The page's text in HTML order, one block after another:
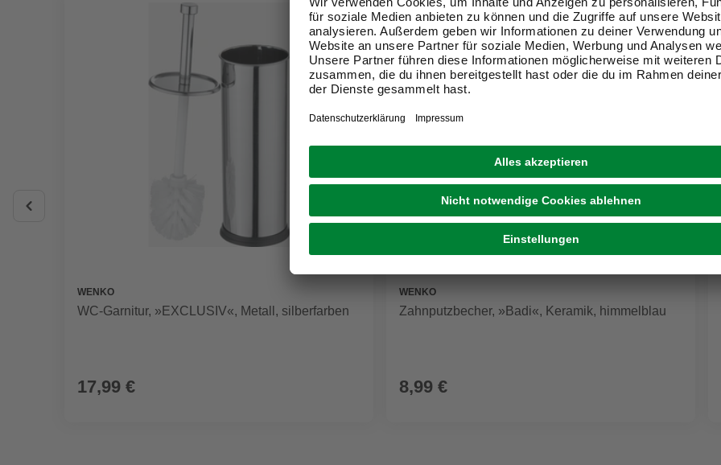
WENKO
WC-Garnitur, »EXCLUSIV«, Metall, silberfarben
17,99 €
WENKO
Zahnputzbecher, »Badi«, Keramik, himmelblau
8,99 €